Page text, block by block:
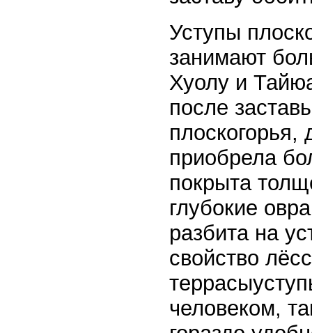
Уступы
занимают
Хуолу и
после
приобрела
покрыта
глубокие
разбита на
свойство
человеком,